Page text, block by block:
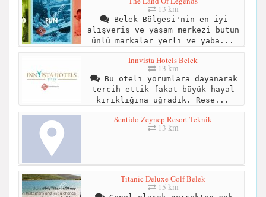
13 km
Belek Bölgesi'nin en iyi
alışveriş ve yaşam merkezi bütün
ünlü markalar yerli ve yaba...
Innvista Hotels Belek
13 km
Bu oteli yorumlara dayanarak
tercih ettik fakat büyük hayal
kırıklığına uğradık. Rese...
Sentido Zeynep Resort Teknik
13 km
Titanic Deluxe Golf Belek
15 km